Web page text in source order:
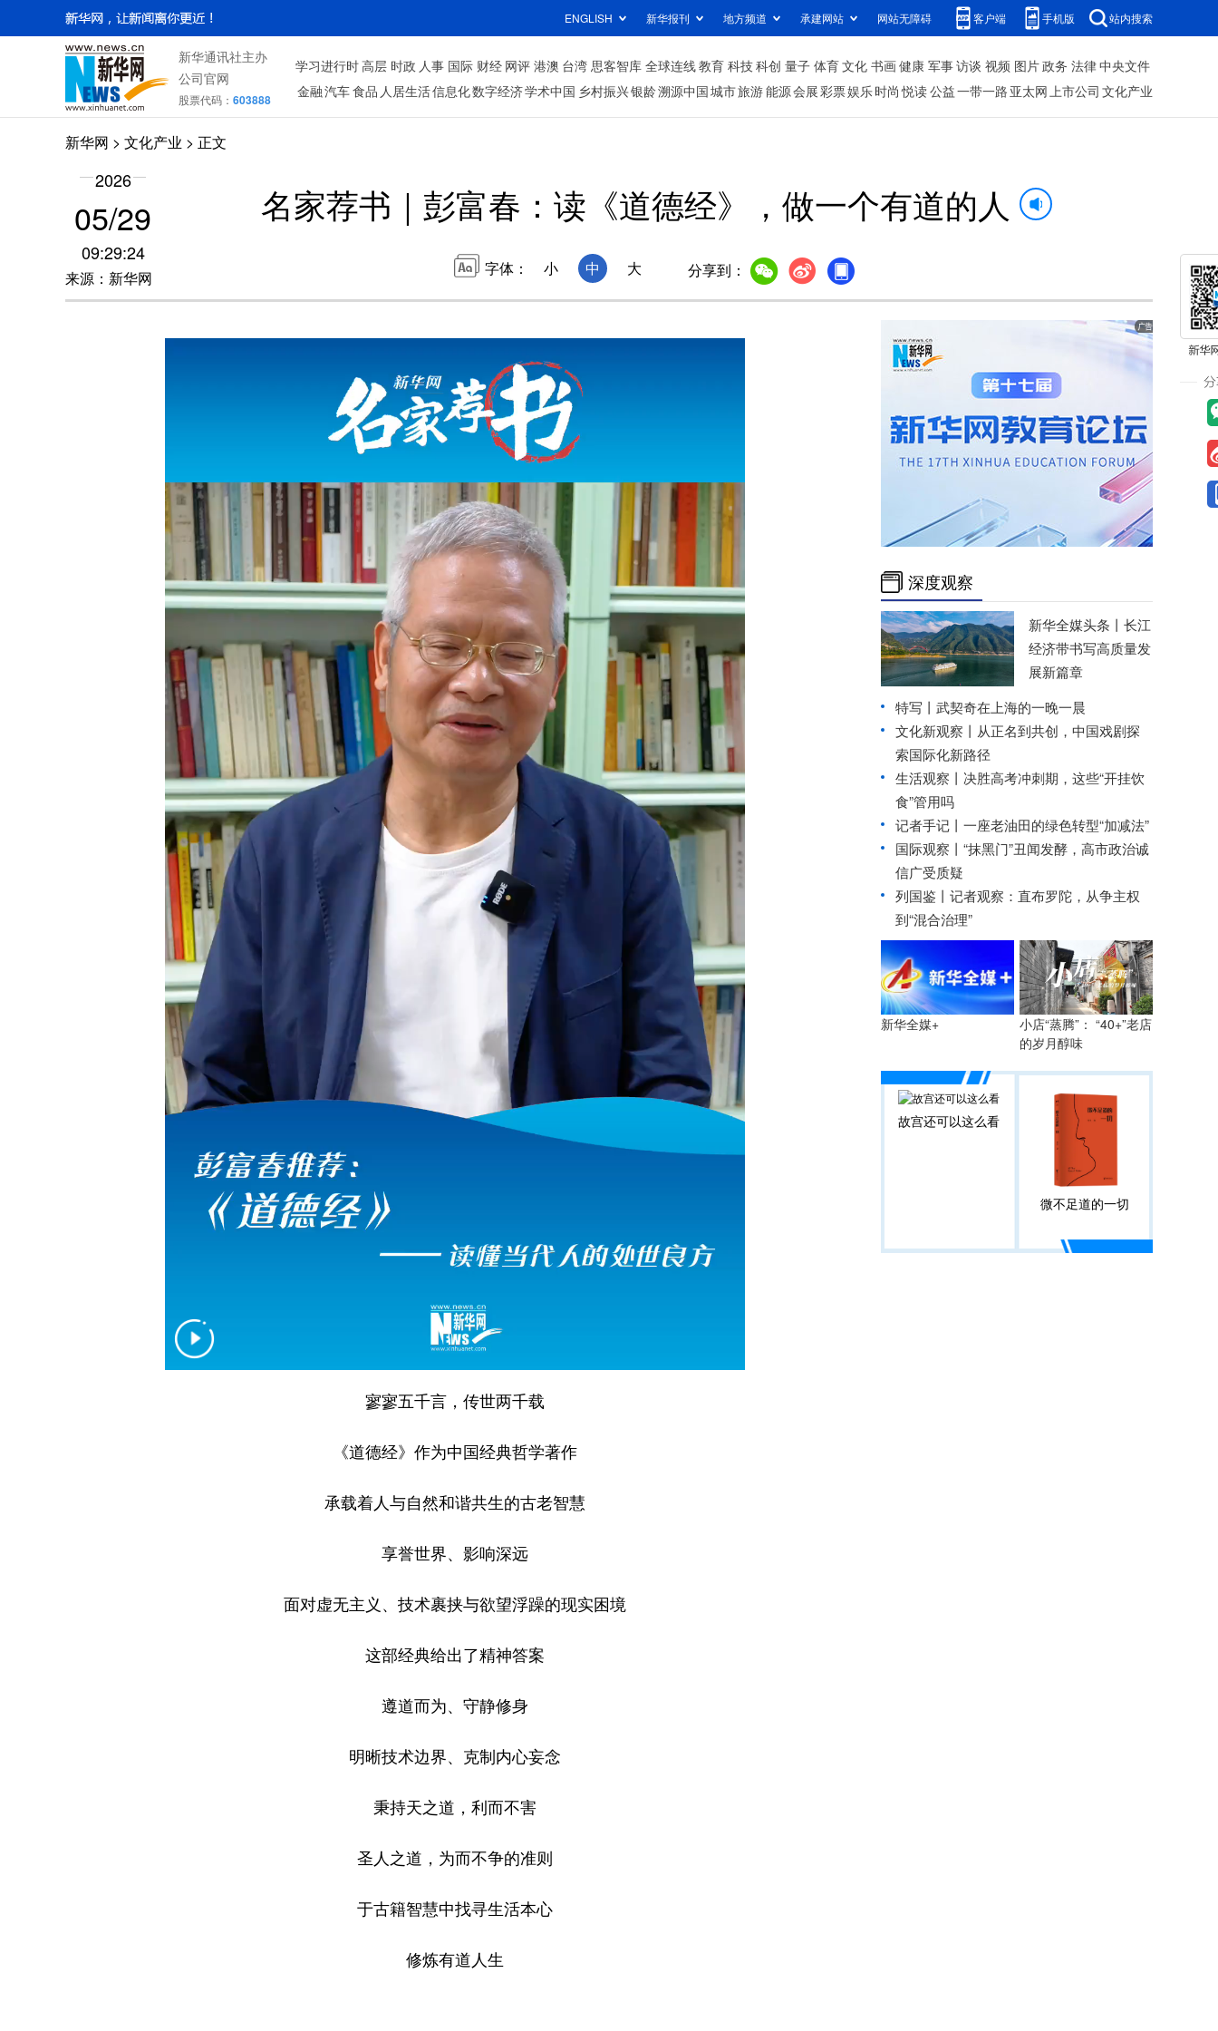
ENGLISH 新华报刊 地方频道 承建网站 网站无障碍 客户端 手机版 站内搜索
新华通讯社主办
公司官网
股票代码： 603888
学习进行时高层 时政 人事 国际 财经 网评 港澳 台湾 思客智库 全球连线教育 科技科创 量子 体育文化 书画健康 军事访谈 视频 图片政务 法律中央文件
金融汽车食品 人居生活信息化数字经济学术中国 乡村振兴银龄溯源中国城市旅游能源会展彩票娱乐时尚 悦读公益一带一路 亚太网上市公司 文化产业
新华网 > 文化产业 > 正文
2026
05/29
09:29:24
来源：新华网
名家荐书｜彭富春：读《道德经》，做一个有道的人
字体： 小 中 大 分享到：
寥寥五千言，传世两千载
《道德经》作为中国经典哲学著作
承载着人与自然和谐共生的古老智慧
享誉世界、影响深远
面对虚无主义、技术裹挟与欲望浮躁的现实困境
这部经典给出了精神答案
遵道而为、守静修身
明晰技术边界、克制内心妄念
秉持天之道，利而不害
圣人之道，为而不争的准则
于古籍智慧中找寻生活本心
修炼有道人生
深度观察
新华全媒头条丨 长江
经济带书写高质量发
展新篇章
特写丨武契奇在上海的一晚一晨
文化新观察丨 从正名到共创，中国戏剧探
索国际化新路径
生活观察丨决胜高考冲刺期，这些“开挂饮
食”管用吗
记者手记丨一座老油田的绿色转型“加减法”
国际观察丨 “抹黑门”丑闻发酵，高市政治诚
信广受质疑
列国鉴丨记者观察：直布罗陀，从争主权
到“混合治理”
新华全媒+
小店“蒸腾”： “40+”老店
的岁月醇味
故宫还可以这么看
微不足道的一切